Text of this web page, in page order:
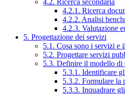
4.2. Ricerca secondaria
4.2.1. Ricerca
4.2.2. Analisi
4.2.3. Valutazione
5. Progettazione dei servizi
5.1. Cosa sono i servizi e
5.2. Progettare servizi
5.3. Definire il modello di
5.3.1. Identificare
5.3.2. Formulare la
5.3.3. Inquadrare